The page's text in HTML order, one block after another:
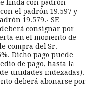
linda con padrón
el padrón 19.597 y
19.579.- SE
deberá consignar por
en el momento de
compra del Sr.
Dicho pago puede
de pago, hasta la
unidades indexadas).
deberá abonarse por